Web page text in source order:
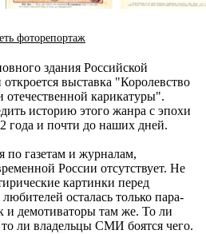
фоторепортаж
здания Российской
выставка "Королевство
карикатуры".
историю этого жанра с эпохи
года и почти до наших дней.
по газетам и журналам,
России отсутствует. Не
картинки перед
осталась только пара-
и демотиваторы там же. То ли
то ли владельцы СМИ боятся чего.